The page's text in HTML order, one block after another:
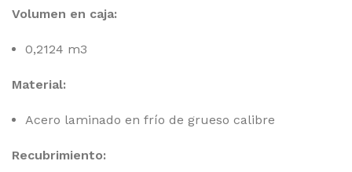
Volumen en caja:
0,2124 m3
Material:
Acero laminado en frío de grueso calibre
Recubrimiento: